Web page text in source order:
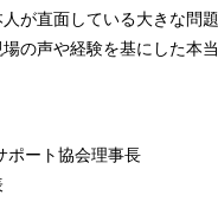
が直面している大きな問
の声や経験を基にした本
ポート協会理事長